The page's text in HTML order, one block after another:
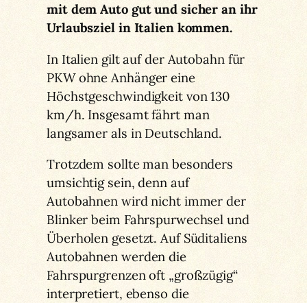
mit dem Auto gut und sicher an ihr
Urlaubsziel in Italien kommen.
In Italien gilt auf der Autobahn für
PKW ohne Anhänger eine
Höchstgeschwindigkeit von 130
km/h. Insgesamt fährt man
langsamer als in Deutschland.
Trotzdem sollte man besonders
umsichtig sein, denn auf
Autobahnen wird nicht immer der
Blinker beim Fahrspurwechsel und
Überholen gesetzt. Auf Süditaliens
Autobahnen werden die
Fahrspurgrenzen oft „großzügig“
interpretiert, ebenso die